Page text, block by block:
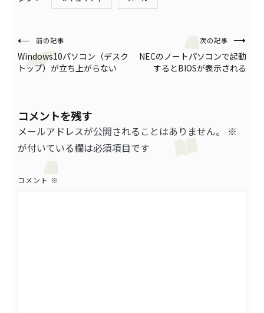
投
稿
ビ
ゲ
ー
シ
ョ
前の記事
Windows10パソコン（デスク
トップ）が立ち上がらない
次の記事
NECのノートパソコンで起動
するとBIOSが表示される
コメントを残す
メールアドレスが公開されることはありません。
※
が付いている欄は必須項目です
コメント ※